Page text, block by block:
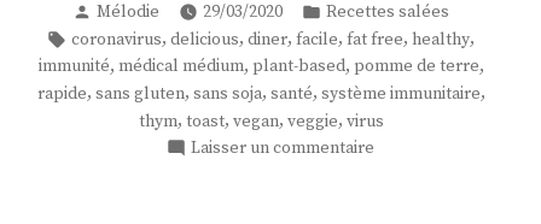
de
pommes
de
terre
Publié
par
Mélodie 29/03/2020
Publié
dans
Recettes salées
Étiquettes :
coronavirus, delicious, diner, facile, fat free, healthy,
immunité, médical médium, plant-based, pomme de terre,
rapide, sans gluten, sans soja, santé, système immunitaire,
thym, toast, vegan, veggie, virus
Laisser un commentaire